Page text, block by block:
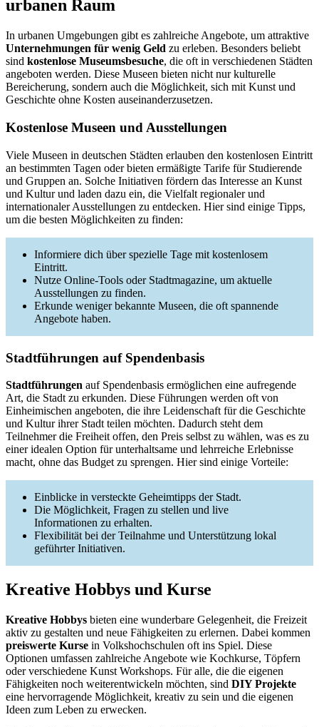
urbanen Raum
In urbanen Umgebungen gibt es zahlreiche Angebote, um attraktive
Unternehmungen für wenig Geld zu erleben. Besonders beliebt
sind kostenlose Museumsbesuche, die oft in verschiedenen Städten
angeboten werden. Diese Museen bieten nicht nur kulturelle
Bereicherung, sondern auch die Möglichkeit, sich mit Kunst und
Geschichte ohne Kosten auseinanderzusetzen.
Kostenlose Museen und Ausstellungen
Viele Museen in deutschen Städten erlauben den kostenlosen Eintritt
an bestimmten Tagen oder bieten ermäßigte Tarife für Studierende
und Gruppen an. Solche Initiativen fördern das Interesse an Kunst
und Kultur und laden dazu ein, die Vielfalt regionaler und
internationaler Ausstellungen zu entdecken. Hier sind einige Tipps,
um die besten Möglichkeiten zu finden:
Informiere dich über spezielle Tage mit kostenlosem
Eintritt.
Nutze Online-Tools oder Stadtmagazine, um aktuelle
Ausstellungen zu finden.
Erkunde weniger bekannte Museen, die oft spannende
Angebote haben.
Stadtführungen auf Spendenbasis
Stadtführungen auf Spendenbasis ermöglichen eine aufregende
Art, die Stadt zu erkunden. Diese Führungen werden oft von
Einheimischen angeboten, die ihre Leidenschaft für die Geschichte
und Kultur ihrer Stadt teilen möchten. Dadurch steht dem
Teilnehmer die Freiheit offen, den Preis selbst zu wählen, was es zu
einer idealen Option für unterhaltsame und lehrreiche Erlebnisse
macht, ohne das Budget zu sprengen. Hier sind einige Vorteile:
Einblicke in versteckte Geheimtipps der Stadt.
Die Möglichkeit, Fragen zu stellen und live
Informationen zu erhalten.
Flexibilität bei der Teilnahme und Unterstützung lokal
geführter Initiativen.
Kreative Hobbys und Kurse
Kreative Hobbys bieten eine wunderbare Gelegenheit, die Freizeit
aktiv zu gestalten und neue Fähigkeiten zu erlernen. Dabei kommen
preiswerte Kurse in Volkshochschulen oft ins Spiel. Diese
Optionen umfassen zahlreiche Angebote wie Kochkurse, Töpfern
oder verschiedene Kunst Workshops. Für alle, die die eigenen
Fähigkeiten noch weiterentwickeln möchten, sind DIY Projekte
eine hervorragende Möglichkeit, kreativ zu sein und die eigenen
Ideen zum Leben zu erwecken.